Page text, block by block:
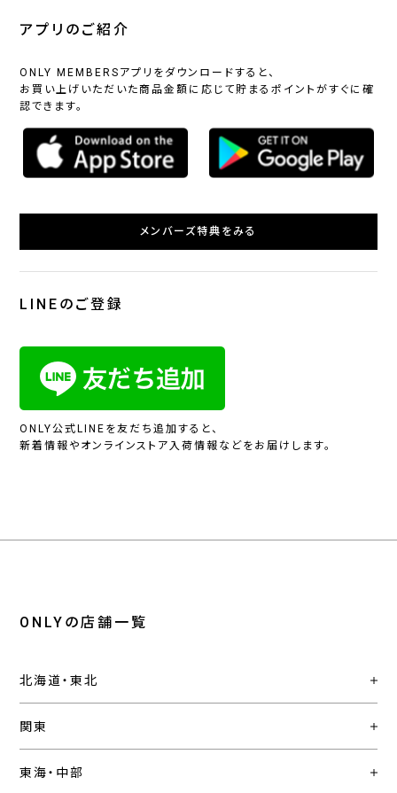
アプリのご紹介
ONLY MEMBERSアプリをダウンロードすると、
お買い上げいただいた商品金額に応じて貯まるポイントがすぐに確
認できます。
メンバーズ特典をみる
LINEのご登録
ONLY公式LINEを友だち追加すると、
新着情報やオンラインストア入荷情報などをお届けします。
ONLYの店舗一覧
北海道・東北
関東
東海・中部